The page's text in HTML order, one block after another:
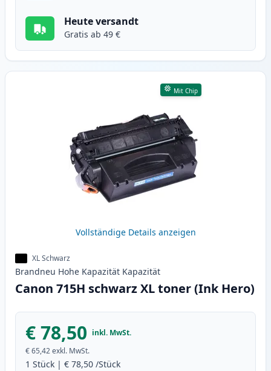
Heute versandt
Gratis ab 49 €
Mit Chip
Vollständige Details anzeigen
XL Schwarz
Brandneu Hohe Kapazität Kapazität
Canon 715H schwarz XL toner (Ink Hero)
€ 78,50 inkl. MwSt.
€ 65,42exkl. MwSt.
1 Stück | € 78,50 /Stück